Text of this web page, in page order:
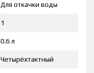
Для откачки воды
1
0.6 л
Четырёхтактный